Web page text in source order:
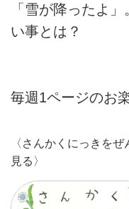
「雪が降ったよ
い事とは？
毎週1ページのお
〈さんかくにっきをぜ
見る〉